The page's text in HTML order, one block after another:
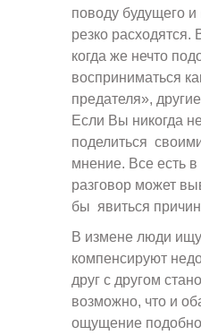
поводу будущего
резко расходятся.
когда же нечто
восприниматься
предателя»,
Если Вы никогда
поделиться
мнение. Все есть
разговор может
бы явиться
В измене люди
компенсируют
друг с другом
возможно, что и
ощущение